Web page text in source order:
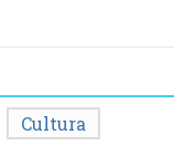
Cultura